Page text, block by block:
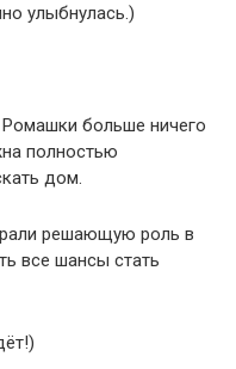
улыбнулась.)
больше ничего
полностью
дом.
решающую роль в
все шансы стать